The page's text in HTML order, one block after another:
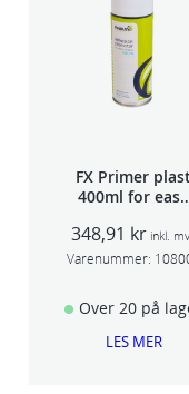
FX Primer plast
400ml for easy
TSP 030
348,91 kr inkl.
Varenummer:
Over 20 på
LES MER